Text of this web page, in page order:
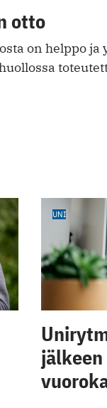
otto
on helppo
UNI